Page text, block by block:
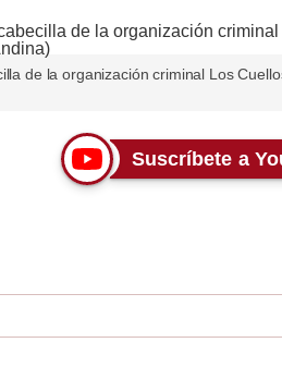
de la organización criminal Los
Suscríbete a